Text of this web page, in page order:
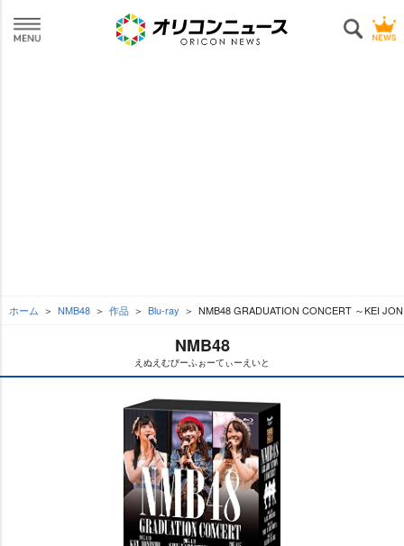
ホーム NMB48 作品 Blu-ray NMB48 GRADUATION CONCERT ～KEI
NMB48
えぬえむびーふぉーてぃーえいと